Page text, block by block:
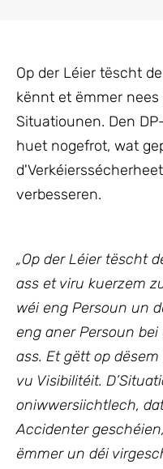
Op der Léier tëscht
kënnt et ëmmer
Situatiounen. Den
huet nogefrot, wat
verbesseren.
„Op der Léier tëscht
ass et viru kuerzem
wéi eng Persoun un
eng aner Persoun
ass. Et gëtt op
vu Visibilitéit.
oniwwersiichtlech,
Accidenter
ëmmer un déi